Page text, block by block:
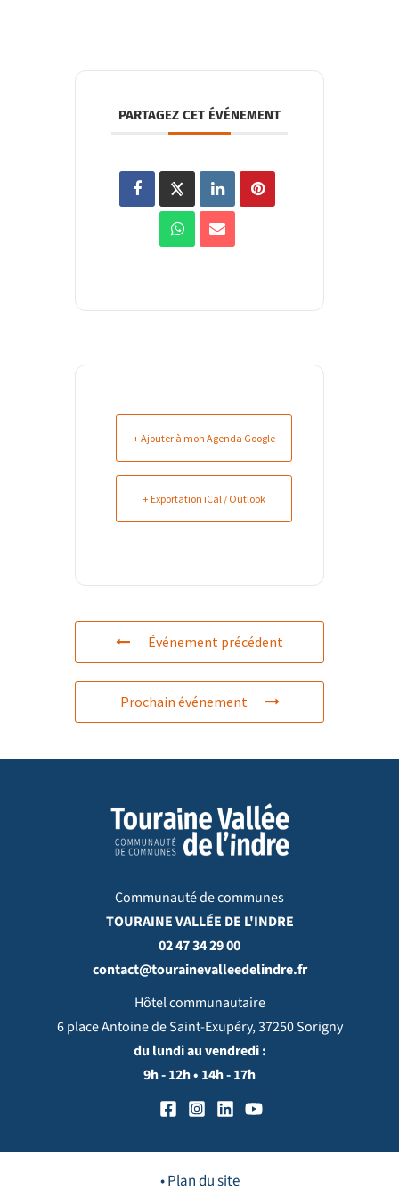
PARTAGEZ CET ÉVÉNEMENT
+ Ajouter à mon Agenda Google
+ Exportation iCal / Outlook
Événement précédent
Prochain événement
Communauté de communes
TOURAINE VALLÉE DE L'INDRE
02 47 34 29 00
contact@tourainevalleedelindre.fr
Hôtel communautaire
6 place Antoine de Saint-Exupéry, 37250 Sorigny
du lundi au vendredi :
9h - 12h • 14h - 17h
• Plan du site